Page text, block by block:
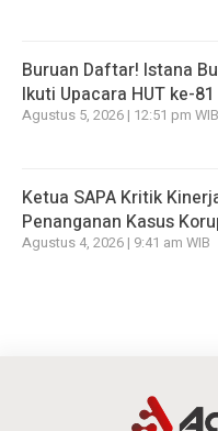
Buruan Daftar! Istana
Ikuti Upacara HUT ke-
Agustus 5, 2026 | 12:51 pm WIB
Ketua SAPA Kritik
Penanganan Kasus
Agustus 4, 2026 | 9:41 am WIB